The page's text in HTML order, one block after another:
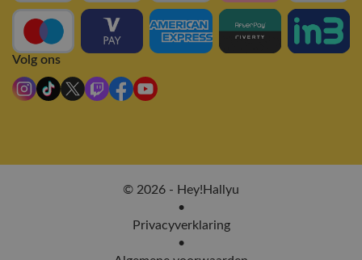
Volg ons
© 2026 - Hey!Hallyu
•
Privacyverklaring
•